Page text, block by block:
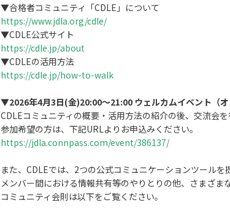
▼合格者コミュニティ「CDLE」について
https://www.jdla.org/cdle/
▼CDLE公式サイト
https://cdle.jp/about
▼CDLEの活用方法
https://cdle.jp/how-to-walk
▼2026年4月3日(金)20:00～21:00 ウェルカムイベント（オ
CDLEコミュニティの概要・活用方法の紹介の後、交流会を
参加希望の方は、下記URLよりお申込みください。
https://jdla.connpass.com/event/386137/
また、CDLEでは、2つの公式コミュニケーションツールを
メンバー間における情報共有等のやりとりの他、さまざま
コミュニティ会則は以下をご覧ください。